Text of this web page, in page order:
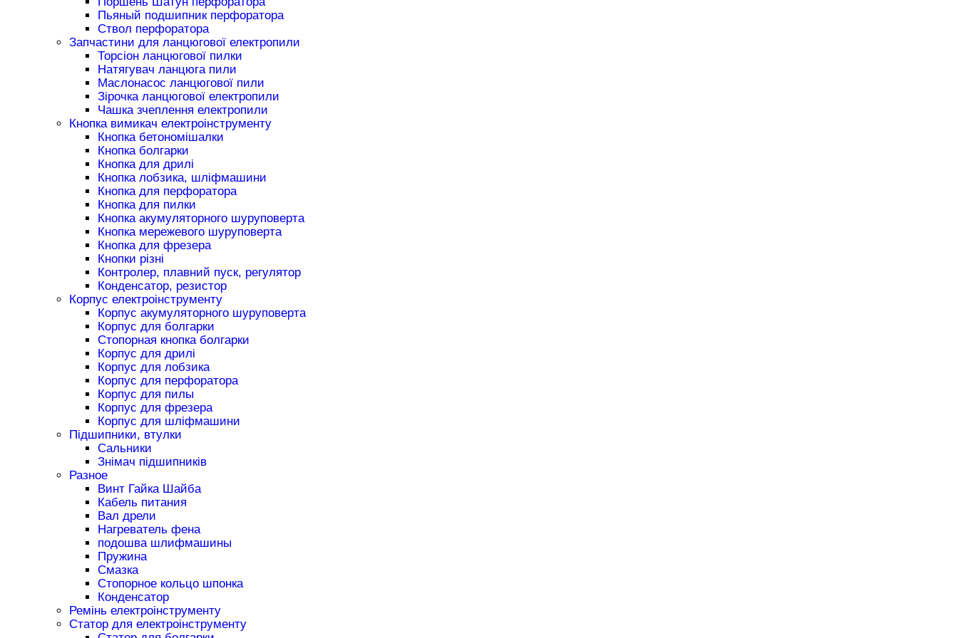
Пьяный подшипник перфоратора
Ствол перфоратора
Запчастини для ланцюгової електропили
Торсіон ланцюгової пилки
Натягувач ланцюга пили
Маслонасос ланцюгової пили
Зірочка ланцюгової електропили
Чашка зчеплення електропили
Кнопка вимикач електроінструменту
Кнопка бетономішалки
Кнопка болгарки
Кнопка для дрилі
Кнопка лобзика, шліфмашини
Кнопка для перфоратора
Кнопка для пилки
Кнопка акумуляторного шуруповерта
Кнопка мережевого шуруповерта
Кнопка для фрезера
Кнопки різні
Контролер, плавний пуск, регулятор
Конденсатор, резистор
Корпус електроінструменту
Корпус акумуляторного шуруповерта
Корпус для болгарки
Стопорная кнопка болгарки
Корпус для дрилі
Корпус для лобзика
Корпус для перфоратора
Корпус для пилы
Корпус для фрезера
Корпус для шліфмашини
Підшипники, втулки
Сальники
Знімач підшипників
Разное
Винт Гайка Шайба
Кабель питания
Вал дрели
Нагреватель фена
подошва шлифмашины
Пружина
Смазка
Стопорное кольцо шпонка
Конденсатор
Ремінь електроінструменту
Статор для електроінструменту